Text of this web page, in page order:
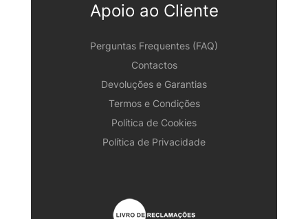
Apoio ao Cliente
Perguntas Frequentes (FAQ)
Contactos
Devoluções e Garantias
Termos e Condições
Política de Cookies
Política de Privacidade